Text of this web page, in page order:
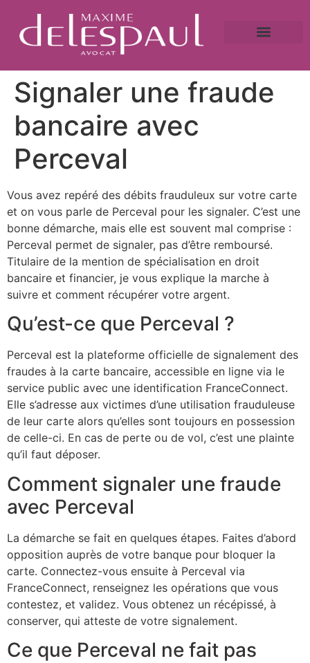
Signaler une fraude
bancaire avec
Perceval
Vous avez repéré des débits frauduleux sur votre carte
et on vous parle de Perceval pour les signaler. C’est une
bonne démarche, mais elle est souvent mal comprise :
Perceval permet de signaler, pas d’être remboursé.
Titulaire de la mention de spécialisation en droit
bancaire et financier, je vous explique la marche à
suivre et comment récupérer votre argent.
Qu’est-ce que Perceval ?
Perceval est la plateforme officielle de signalement des
fraudes à la carte bancaire, accessible en ligne via le
service public avec une identification FranceConnect.
Elle s’adresse aux victimes d’une utilisation frauduleuse
de leur carte alors qu’elles sont toujours en possession
de celle-ci. En cas de perte ou de vol, c’est une plainte
qu’il faut déposer.
Comment signaler une fraude
avec Perceval
La démarche se fait en quelques étapes. Faites d’abord
opposition auprès de votre banque pour bloquer la
carte. Connectez-vous ensuite à Perceval via
FranceConnect, renseignez les opérations que vous
contestez, et validez. Vous obtenez un récépissé, à
conserver, qui atteste de votre signalement.
Ce que Perceval ne fait pas